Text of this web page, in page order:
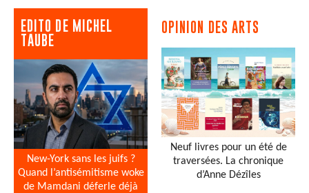
EDITO DE MICHEL
TAUBE
New-York sans les juifs ?
Quand l’antisémitisme woke
de Mamdani déferle déjà
OPINION DES ARTS
Neuf livres pour un été de
traversées. La chronique
d’Anne Dézîles